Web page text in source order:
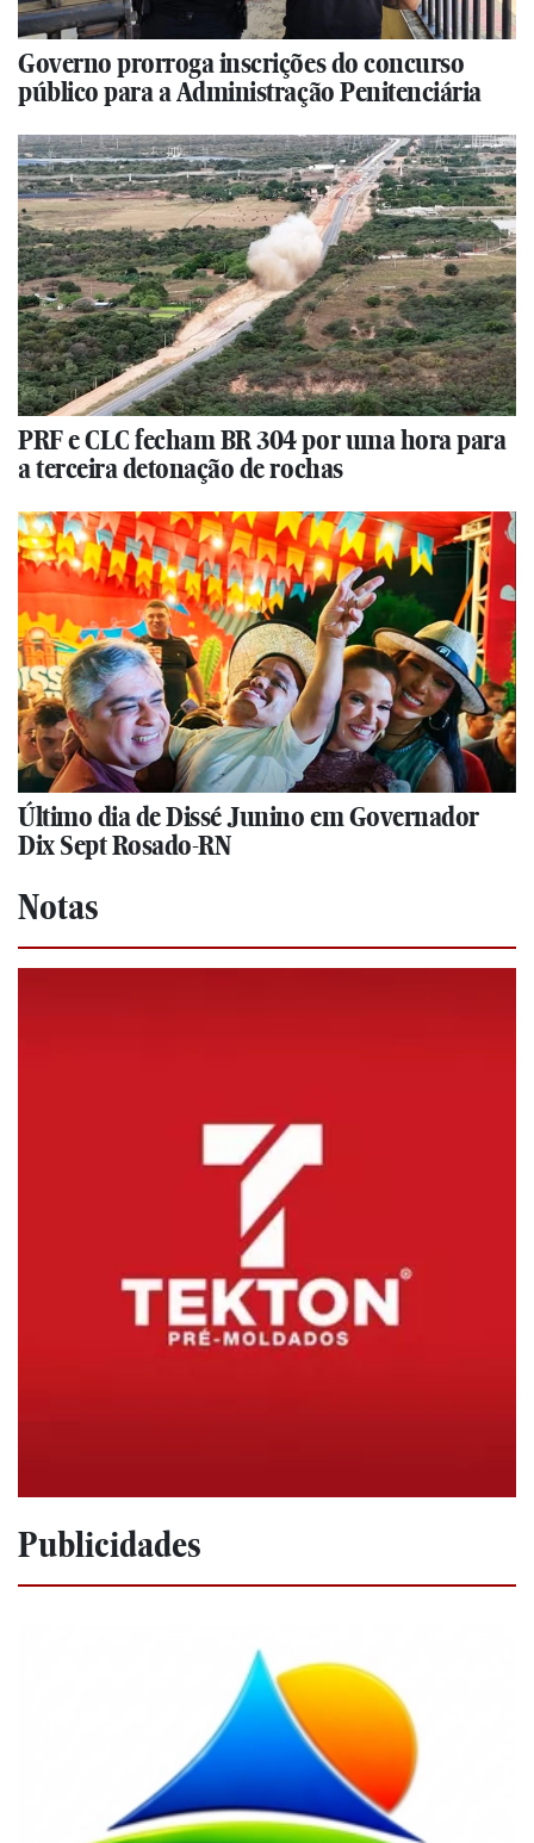
Governo prorroga inscrições do concurso
público para a Administração Penitenciária
PRF e CLC fecham BR 304 por uma hora para
a terceira detonação de rochas
Último dia de Dissé Junino em Governador
Dix Sept Rosado-RN
Notas
Publicidades